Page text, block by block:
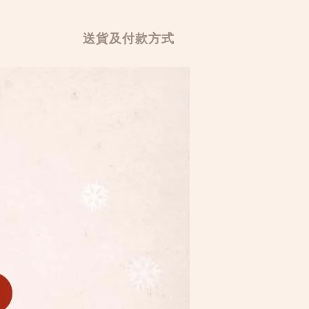
送貨及付款方式